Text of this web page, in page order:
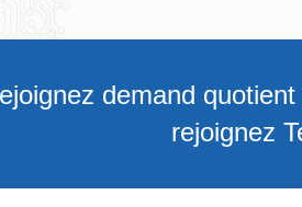
demand
rejoignez